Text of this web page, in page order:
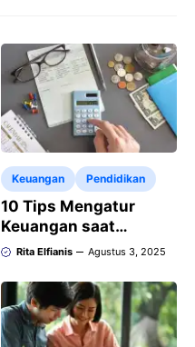
Keuangan Pendidikan
10 Tips Mengatur
Keuangan saat
Mengikuti Kegiatan
Rita Elfianis Agustus 3, 2025